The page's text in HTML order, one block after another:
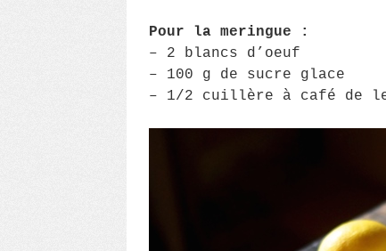
Pour la meringue :
– 2 blancs d’oeuf
– 100 g de sucre glace
– 1/2 cuillère à café de